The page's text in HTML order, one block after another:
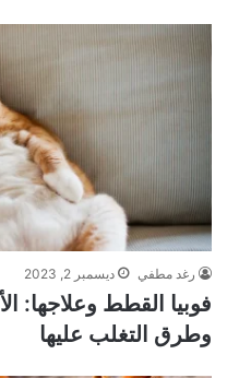
رغد مطفي ديسمبر 2, 2023
فوبيا القطط وعلاجها:
وطرق التغلب عليها